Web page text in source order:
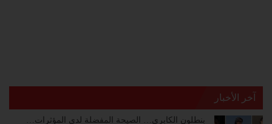
آخر الأخبار
بنطلون الكابري… الصيحة المفضلة لدى المؤثرات…